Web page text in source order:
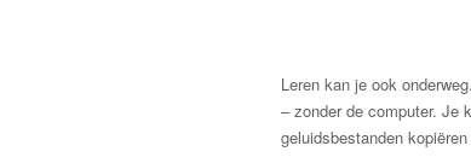
Leren kan je ook
– zonder de computer. Je
geluidsbestanden